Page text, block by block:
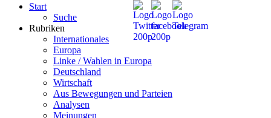
Start
Suche
Rubriken
Internationales
Europa
Linke / Wahlen in Europa
Deutschland
Wirtschaft
Aus Bewegungen und Parteien
Analysen
Meinungen